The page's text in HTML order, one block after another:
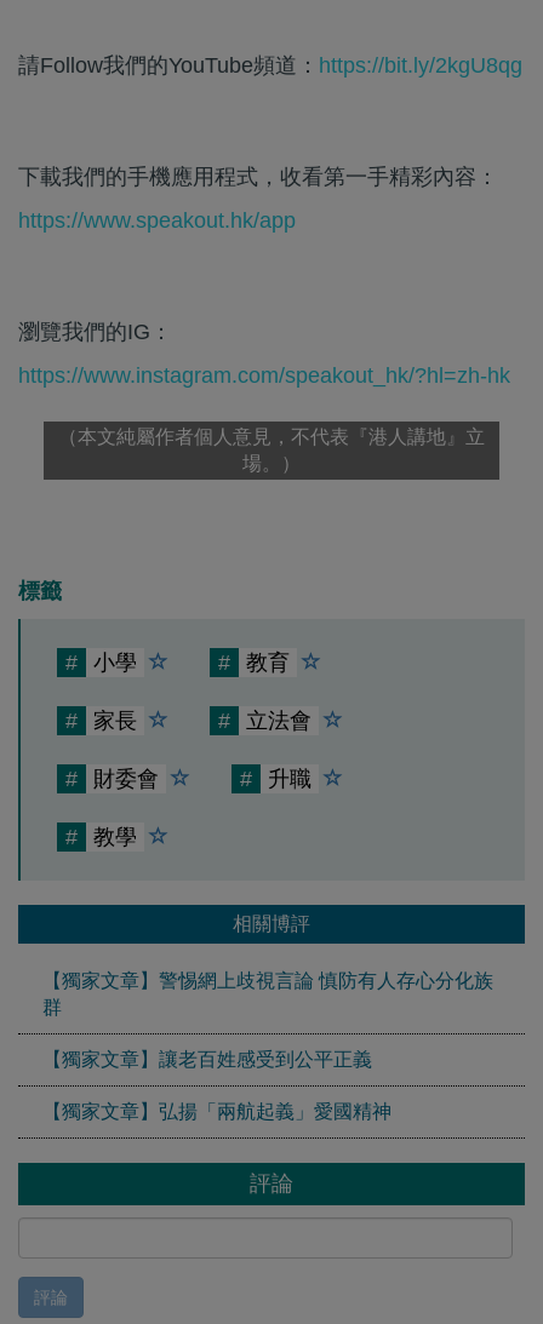
請Follow我們的YouTube頻道： https://bit.ly/2kgU8qg
下載我們的手機應用程式，收看第一手精彩內容：
https://www.speakout.hk/app
瀏覽我們的IG：
https://www.instagram.com/speakout_hk/?hl=zh-hk
（本文純屬作者個人意見，不代表『港人講地』立
場。）
標籤
# 小學 # 教育
# 家長 # 立法會
# 財委會 # 升職
# 教學
相關博評
【獨家文章】警惕網上歧視言論 慎防有人存心分化族
群
【獨家文章】讓老百姓感受到公平正義
【獨家文章】弘揚「兩航起義」愛國精神
評論
評論